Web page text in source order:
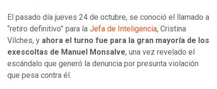
El pasado día jueves 24 de octubre, se conoció el llamado a
“retiro definitivo” para la Jefa de Inteligencia, Cristina
Vilches, y ahora el turno fue para la gran mayoría de los
exescoltas de Manuel Monsalve, una vez revelado el
escándalo que generó la denuncia por presunta violación
que pesa contra él.